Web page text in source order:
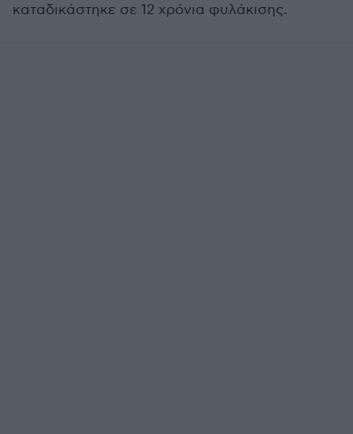
καταδικάστηκε σε 12 χρόνια φυλάκισης.